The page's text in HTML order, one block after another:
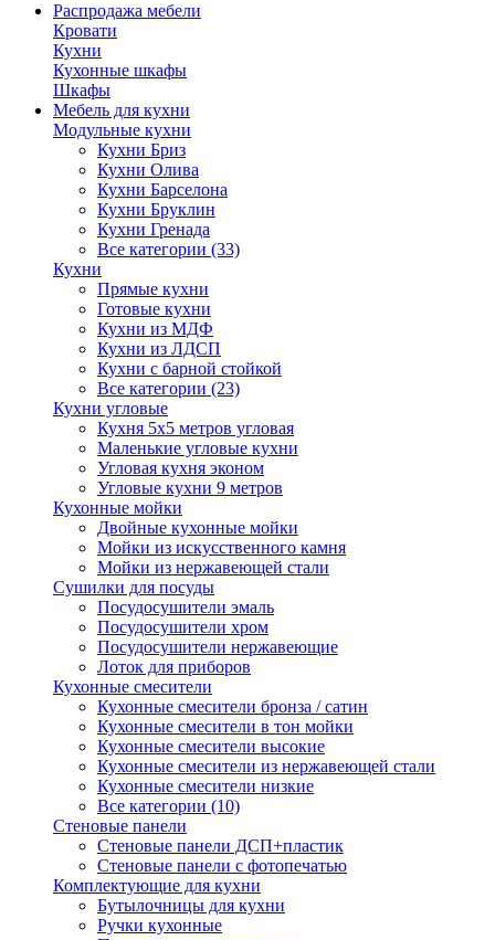
Распродажа мебели
Кровати
Кухни
Кухонные шкафы
Шкафы
Мебель для кухни
Модульные кухни
Кухни Бриз
Кухни Олива
Кухни Барселона
Кухни Бруклин
Кухни Гренада
Все категории (33)
Кухни
Прямые кухни
Готовые кухни
Кухни из МДФ
Кухни из ЛДСП
Кухни с барной стойкой
Все категории (23)
Кухни угловые
Кухня 5х5 метров угловая
Маленькие угловые кухни
Угловая кухня эконом
Угловые кухни 9 метров
Кухонные мойки
Двойные кухонные мойки
Мойки из искусственного камня
Мойки из нержавеющей стали
Сушилки для посуды
Посудосушители эмаль
Посудосушители хром
Посудосушители нержавеющие
Лоток для приборов
Кухонные смесители
Кухонные смесители бронза / сатин
Кухонные смесители в тон мойки
Кухонные смесители высокие
Кухонные смесители из нержавеющей стали
Кухонные смесители низкие
Все категории (10)
Стеновые панели
Стеновые панели ДСП+пластик
Стеновые панели с фотопечатью
Комплектующие для кухни
Бутылочницы для кухни
Ручки кухонные